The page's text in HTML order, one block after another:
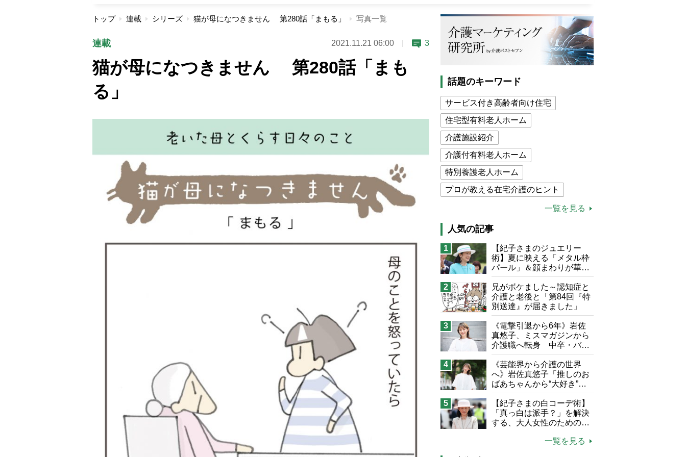
トップ 連載 シリーズ 猫が母になつきません 第280話「まもる」 写真一覧
連載 2021.11.21 06:00 3
猫が母になつきません 第280話「まも
る」
話題のキーワード
サービス付き高齢者向け住宅
住宅型有料老人ホーム
介護施設紹介
介護付有料老人ホーム
特別養護老人ホーム
プロが教える在宅介護のヒント
介護食
高木ブー
ケアマネジャー
猫が母になつきません
息子の遠距離介護サバイバル術
兄がボケました
便利なサービス
予防法
一覧を見る
人気の記事
1
【紀子さまのジュエリー
術】夏に映える「メタル枠
パール」＆顔まわりが華や
ぐ「揺れる一粒」の使い分
け方
2
兄がボケました～認知症と
介護と老後と「第84回『特
別送達』が届きました」
3
《電撃引退から6年》岩佐
真悠子、ミスマガジンから
介護職へ転身 中卒・バイ
ト経験ゼロの彼女が見つけ
た“居場所”「社会の役に立
ちながら自分らしくいられ
る」
4
《芸能界から介護の世界
へ》岩佐真悠子「推しのお
ばあちゃんから“大好き”を
もらえる」理不尽さも吹き
飛ぶ“やりがい”、介護の現
場は「愛おしい」
5
【紀子さまの白コーデ術】
「真っ白は派手？」を解決
する、大人女性のための上
一覧を見る